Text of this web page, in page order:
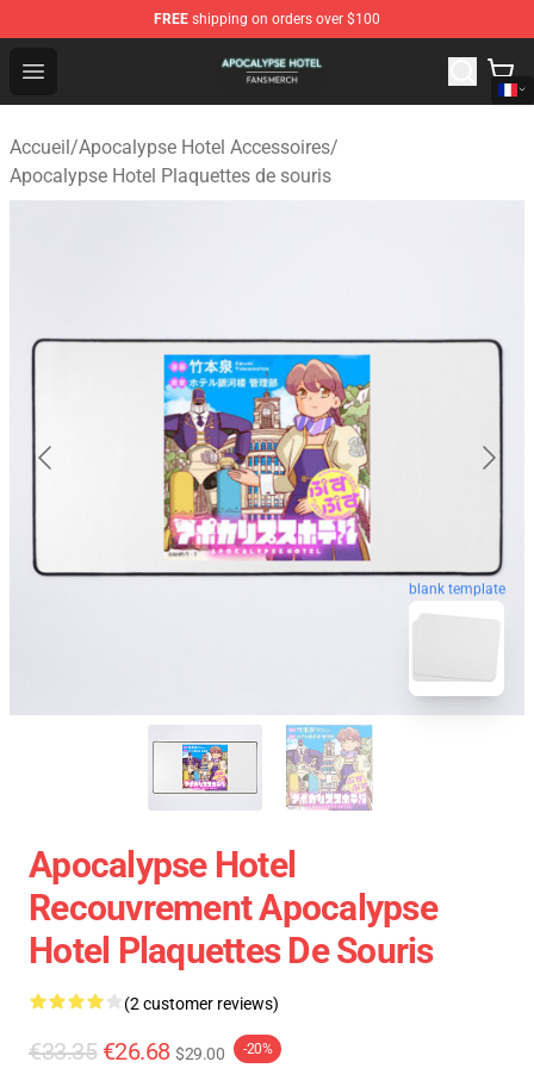
FREE shipping on orders over $100
Open menu
Apocalypse Hotel Shop - Official Apocalypse Hotel
Accueil/Apocalypse Hotel Accessoires/
Apocalypse Hotel Plaquettes de souris
blank template
Apocalypse Hotel
Recouvrement Apocalypse
Hotel Plaquettes De Souris
(2 customer reviews)
€33.35 €26.68 $29.00 -20%